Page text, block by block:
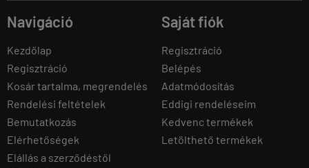
Navigáció
Kezdőlap
Regisztráció
Kosár tartalma, megrendelés
Rendelési feltételek
Bemutatkozás
Elérhetőségek
Elállás a szerződéstől
Saját fiók
Regisztráció
Belépés
Adatmódosítás
Eddigi rendeléseim
Kedvenc termékek
Letölthető termékek